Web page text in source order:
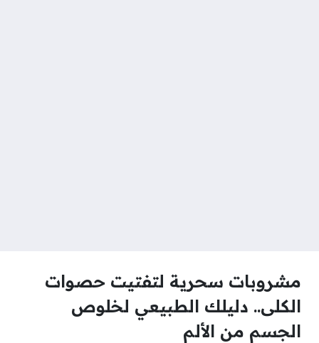
مشروبات سحرية لتفتيت حصوات
الكلى.. دليلك الطبيعي لخلوص
الجسم من الألم